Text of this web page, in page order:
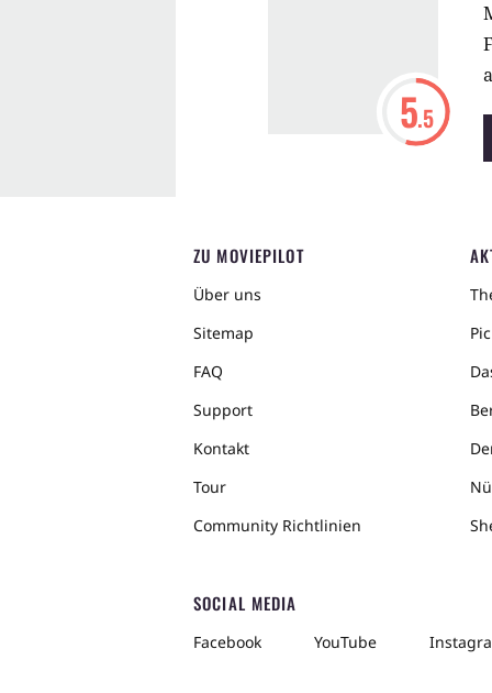
5.5
ZU MOVIEPILOT
Über uns
Sitemap
FAQ
Support
Kontakt
Tour
Community Richtlinien
SOCIAL MEDIA
Facebook YouTube